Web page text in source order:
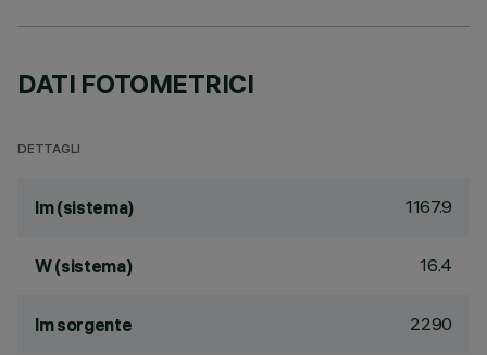
DATI FOTOMETRICI
DETTAGLI
lm (sistema) 1167.9
W (sistema) 16.4
lm sorgente 2290